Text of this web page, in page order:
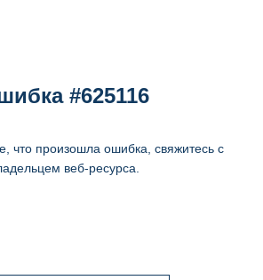
#625116
что произошла ошибка, свяжитесь с
веб-ресурса.